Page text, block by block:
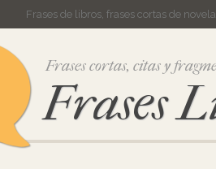
Frases de libros, frases cortas de
Frases cortas, citas y
Frases